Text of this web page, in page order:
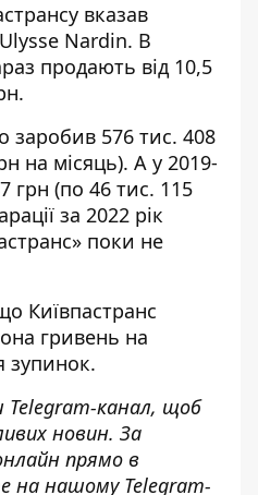
вказав
Nardin. В
продають від 10,5
заробив 576 тис. 408
на місяць). А у 2019-
грн (по 46 тис. 115
за 2022 рік
поки не
Київпастранс
гривень на
зупинок.
Telegram-канал, щоб
новин. За
прямо в
на нашому Telegram-